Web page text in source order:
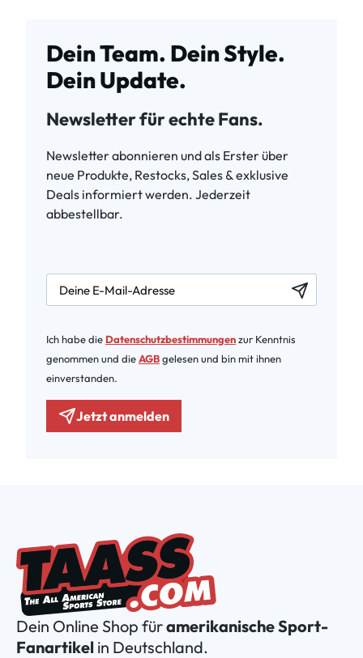
Dein Team. Dein Style.
Dein Update.
Newsletter für echte Fans.
Newsletter abonnieren und als Erster über
neue Produkte, Restocks, Sales & exklusive
Deals informiert werden. Jederzeit
abbestellbar.
newsletter.labelEmail
Ich habe die Datenschutzbestimmungenzur Kenntnis
genommen und dieAGBgelesen und bin mit ihnen
einverstanden.
Jetzt anmelden
Dein Online Shop füramerikanische Sport-
Fanartikel in Deutschland.